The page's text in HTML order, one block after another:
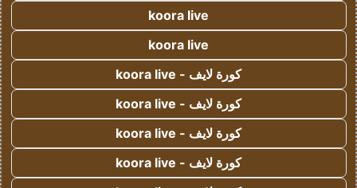
koora live
koora live
كورة لايف - koora live
كورة لايف - koora live
كورة لايف - koora live
كورة لايف - koora live